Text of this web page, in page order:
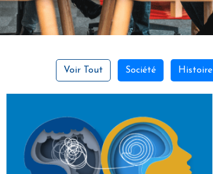
Voir Tout Société Histoire